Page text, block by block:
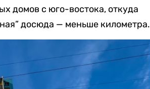
домов с юго-востока, откуда
досюда — меньше километра.